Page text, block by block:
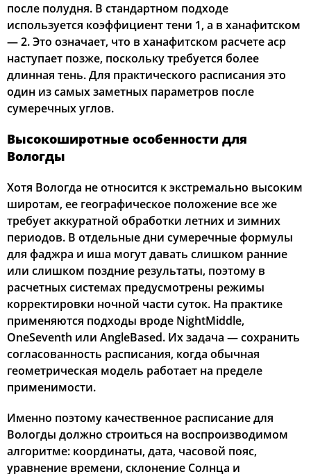
после полудня. В стандартном подходе
используется коэффициент тени 1, а в ханафитском
— 2. Это означает, что в ханафитском расчете аср
наступает позже, поскольку требуется более
длинная тень. Для практического расписания это
один из самых заметных параметров после
сумеречных углов.
Высокоширотные особенности для
Вологды
Хотя Вологда не относится к экстремально высоким
широтам, ее географическое положение все же
требует аккуратной обработки летних и зимних
периодов. В отдельные дни сумеречные формулы
для фаджра и иша могут давать слишком ранние
или слишком поздние результаты, поэтому в
расчетных системах предусмотрены режимы
корректировки ночной части суток. На практике
применяются подходы вроде NightMiddle,
OneSeventh или AngleBased. Их задача — сохранить
согласованность расписания, когда обычная
геометрическая модель работает на пределе
применимости.
Именно поэтому качественное расписание для
Вологды должно строиться на воспроизводимом
алгоритме: координаты, дата, часовой пояс,
уравнение времени, склонение Солнца и